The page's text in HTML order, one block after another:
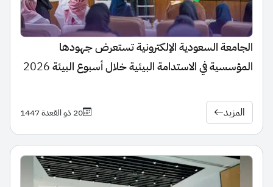
الجامعة السعودية الإلكترونية تستعرض جهودها
المؤسسية في الاستدامة البيئية خلال أسبوع البيئة 2026
المزيد 20 ذو القعدة 1447